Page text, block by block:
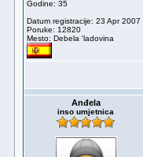
Godine: 35
Datum registracije: 23 Apr 2007
Poruke: 12820
Mesto: Debela 'ladovina
Anđela
inso umjetnica